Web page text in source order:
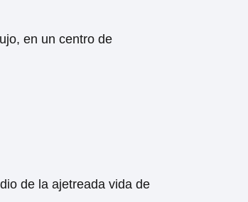
en un centro de
de la ajetreada vida de